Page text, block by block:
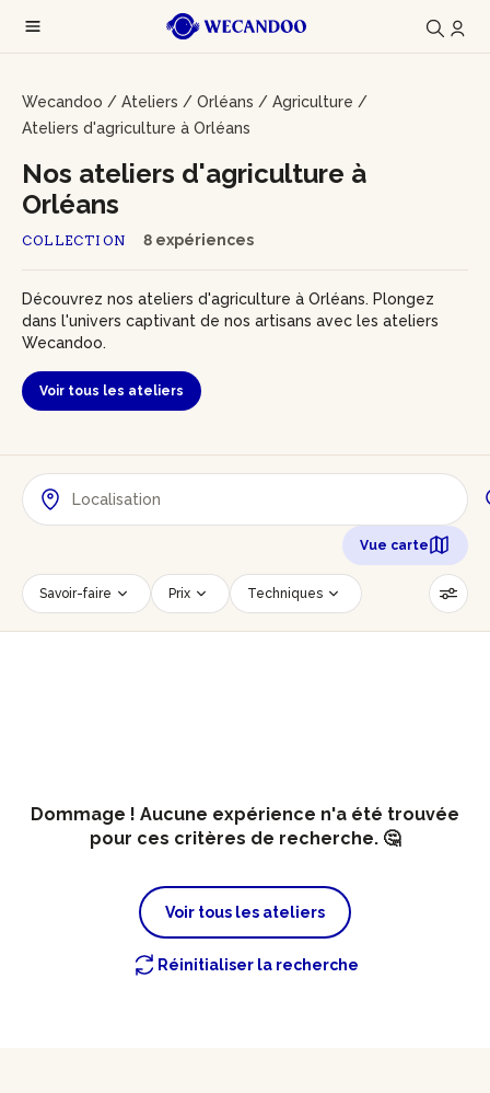
Wecandoo / Ateliers / Orléans / Agriculture /
Ateliers d'agriculture à Orléans
COLLECTION 8 expériences
Nos ateliers d'agriculture à
Orléans
Découvrez nos ateliers d'agriculture à Orléans. Plongez
dans l'univers captivant de nos artisans avec les ateliers
Wecandoo.
Voir tous les ateliers
Vue carte
Savoir-faire Prix Techniques
Date Créneau horaire
Dommage ! Aucune expérience n'a été trouvée
pour ces critères de recherche. 🤔
Voir tous les ateliers
Réinitialiser la recherche